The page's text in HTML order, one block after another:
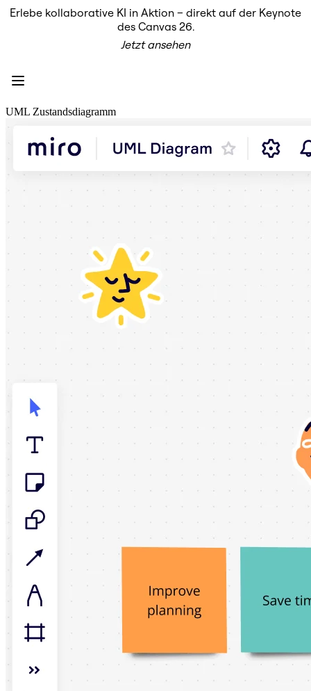
Unsere Empfehlungen
Intelligenter Canvas
KI-Übersicht
MCP-Server
KI-Playbooks entdecken
MCP-Server
Sicherheit
Enterprise Guard
Entwicklerplattform
Apps herunterladen
Formate
Whiteboard
Diagramme
Kanban
Zeitachsen
Talktrack
Tabellen
Dokumente
Unsere Empfehlungen
KI-Playbooks entdecken
Im Miroverse umschauen
Workshops
Brainstorming
Mindmaps
Spezialisiert
Erstellen von Roadmaps
Prozessabbildung
Technisches Design & Dokumentation
Abbildung der Customer Journey
Auswertung von Research
Miro Design Workshops
Miro Planning & Delivery
Organisationsdesign
Lösungen
Nach Geschäftssegment
Erlebe kollaborative KI in Aktion – direkt auf der Keynote
des Canvas 26.
Jetzt ansehen
UML Zustandsdiagramm